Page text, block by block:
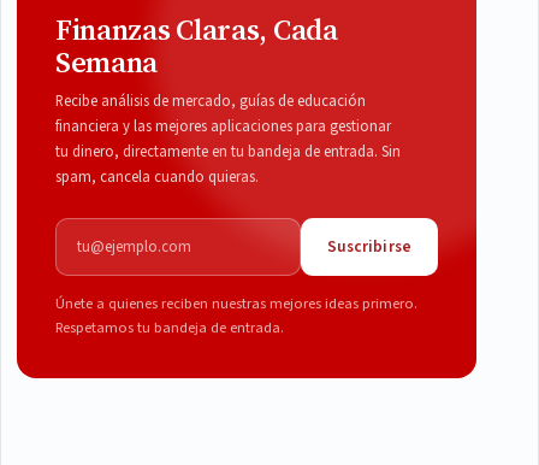
Finanzas Claras, Cada
Semana
Recibe análisis de mercado, guías de educación
financiera y las mejores aplicaciones para gestionar
tu dinero, directamente en tu bandeja de entrada. Sin
spam, cancela cuando quieras.
Correo electrónico
Suscribirse
Únete a quienes reciben nuestras mejores ideas primero.
Respetamos tu bandeja de entrada.